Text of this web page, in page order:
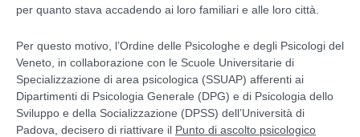
per quanto stava accadendo ai loro familiari e alle loro città.
Per questo motivo, l’Ordine delle Psicologhe e degli Psicologi del
Veneto, in collaborazione con le Scuole Universitarie di
Specializzazione di area psicologica (SSUAP) afferenti ai
Dipartimenti di Psicologia Generale (DPG) e di Psicologia dello
Sviluppo e della Socializzazione (DPSS) dell’Università di
Padova, decisero di riattivare il Punto di ascolto psicologico